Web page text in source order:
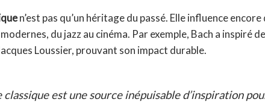
n’est pas qu’un héritage du passé. Elle influence encore
modernes, du jazz au cinéma. Par exemple, Bach a inspiré
Loussier, prouvant son impact durable.
classique est une source inépuisable d’inspiration